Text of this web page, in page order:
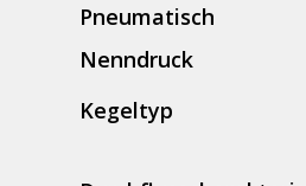
Pneumatisch
Nenndruck
Kegeltyp